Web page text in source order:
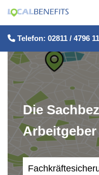
Zum
Inhalt
springen
Telefon: 02811 / 4796
Die